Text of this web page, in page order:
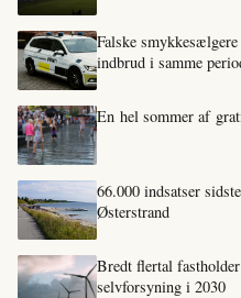
Falske
indbrud i samme
En hel sommer af
66.000 indsatser
Østerstrand
Bredt flertal
selvforsyning i 2030